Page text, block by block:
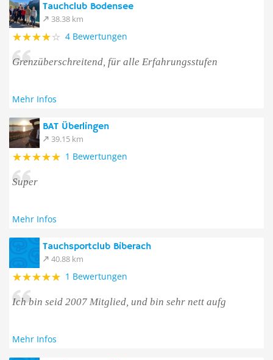
Tauchclub Bodensee
38.38 km
4 Bewertungen
Grenzüberschreitend, für alle Erfahrungsstufen
Mehr Infos
BAT Überlingen
39.15 km
1 Bewertungen
Super
Mehr Infos
Tauchsportclub Biberach
40.88 km
1 Bewertungen
Ich bin seid 2007 Mitglied, und bin sehr nett aufg
Mehr Infos